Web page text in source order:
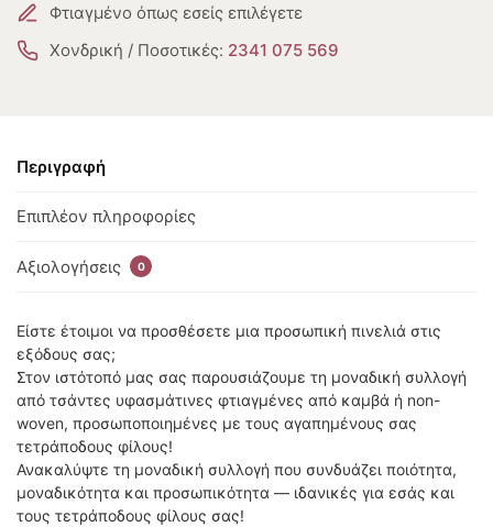
Φτιαγμένο όπως εσείς επιλέγετε
Χονδρική / Ποσοτικές: 2341 075 569
Περιγραφή
Επιπλέον πληροφορίες
Αξιολογήσεις 0
Είστε έτοιμοι να προσθέσετε μια προσωπική πινελιά στις
εξόδους σας;
Στον ιστότοπό μας σας παρουσιάζουμε τη μοναδική συλλογή
από τσάντες υφασμάτινες φτιαγμένες από καμβά ή non-
woven, προσωποποιημένες με τους αγαπημένους σας
τετράποδους φίλους!
Ανακαλύψτε τη μοναδική συλλογή που συνδυάζει ποιότητα,
μοναδικότητα και προσωπικότητα — ιδανικές για εσάς και
τους τετράποδους φίλους σας!